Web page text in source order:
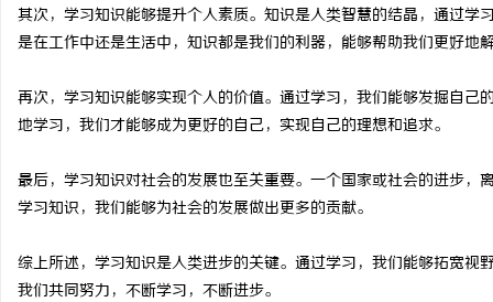
其次，学习知识能够提升个人素质。知识是人类智慧的结晶，通过
是在工作中还是生活中，知识都是我们的利器，能够帮助我们更好地
再次，学习知识能够实现个人的价值。通过学习，我们能够发掘自
地学习，我们才能够成为更好的自己，实现自己的理想和追求。
最后，学习知识对社会的发展也至关重要。一个国家或社会的进步
学习知识，我们能够为社会的发展做出更多的贡献。
综上所述，学习知识是人类进步的关键。通过学习，我们能够拓宽
我们共同努力，不断学习，不断进步。